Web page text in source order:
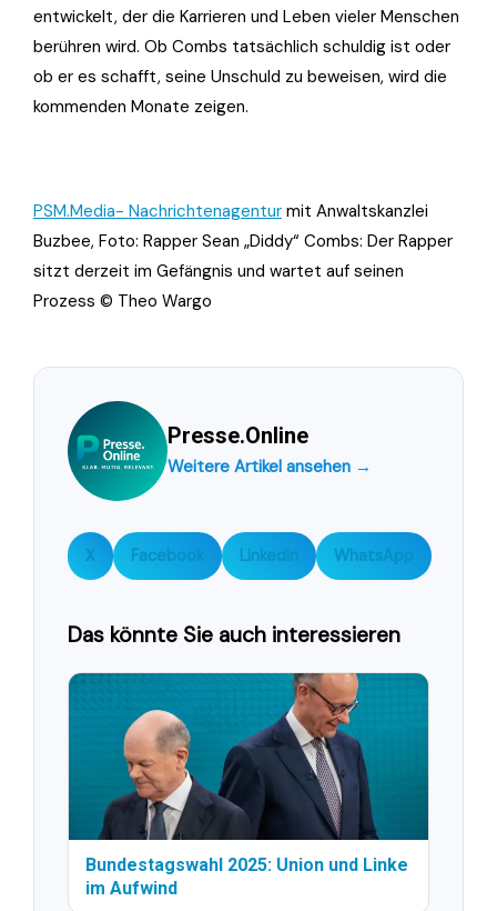
entwickelt, der die Karrieren und Leben vieler Menschen
berühren wird. Ob Combs tatsächlich schuldig ist oder
ob er es schafft, seine Unschuld zu beweisen, wird die
kommenden Monate zeigen.
PSM.Media- Nachrichtenagentur mit Anwaltskanzlei
Buzbee, Foto: Rapper Sean „Diddy“ Combs: Der Rapper
sitzt derzeit im Gefängnis und wartet auf seinen
Prozess © Theo Wargo
Presse.Online
Weitere Artikel ansehen →
X Facebook LinkedIn WhatsApp
Das könnte Sie auch interessieren
Bundestagswahl 2025: Union und Linke
im Aufwind